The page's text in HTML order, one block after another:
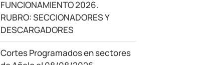
FUNCIONAMIENTO 2026.
RUBRO: SECCIONADORES Y
DESCARGADORES
Cortes Programados en sectores